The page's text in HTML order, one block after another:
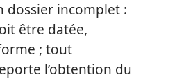
dossier incomplet :
être datée,
; tout
l’obtention du